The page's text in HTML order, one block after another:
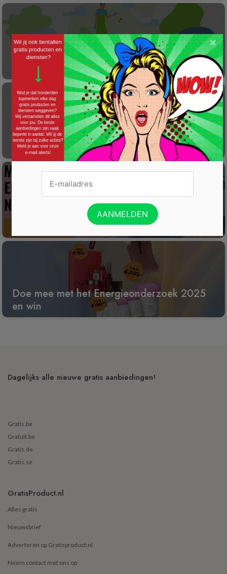
Laat éénmalig GRATIS je container reinigen
Gratis Princess elektrische kachel t.w.v. €
100
Win een wijnreis naar Spanje
Doe mee met het Energieonderzoek 2025
en win
Dagelijks alle nieuwe gratis aanbiedingen!
Gratis.be
Gratuit.be
Gratis.de
Gratis.se
GratisProduct.nl
Alles gratis
Nieuwsbrief
Adverteren op Gratisproduct.nl
Neem contact met ons op
×